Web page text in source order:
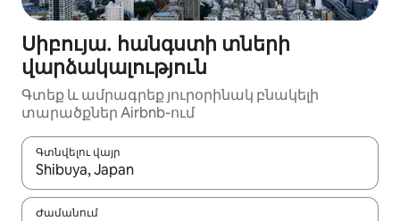
Սիբույա․ հանգստի տների
վարձակալություն
Գտեք և ամրագրեք յուրօրինակ բնակելի
տարածքներ Airbnb-ում
Գտնվելու վայր
Երբ արդյունքները հասանելի լինեն, սլաքների
Ժամանում